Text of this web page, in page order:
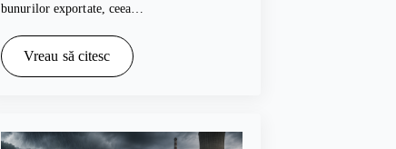
bunurilor exportate, ceea…
Vreau să citesc